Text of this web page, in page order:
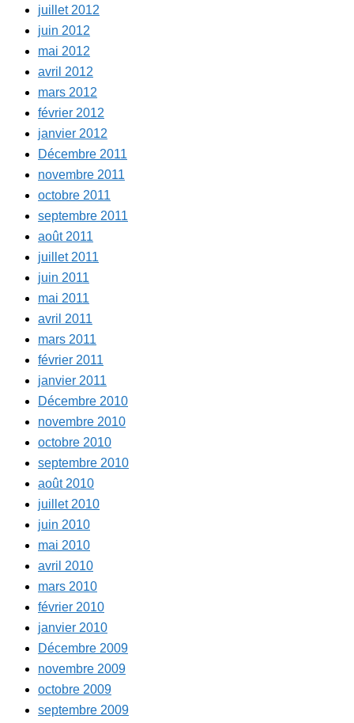
juillet 2012
juin 2012
mai 2012
avril 2012
mars 2012
février 2012
janvier 2012
Décembre 2011
novembre 2011
octobre 2011
septembre 2011
août 2011
juillet 2011
juin 2011
mai 2011
avril 2011
mars 2011
février 2011
janvier 2011
Décembre 2010
novembre 2010
octobre 2010
septembre 2010
août 2010
juillet 2010
juin 2010
mai 2010
avril 2010
mars 2010
février 2010
janvier 2010
Décembre 2009
novembre 2009
octobre 2009
septembre 2009